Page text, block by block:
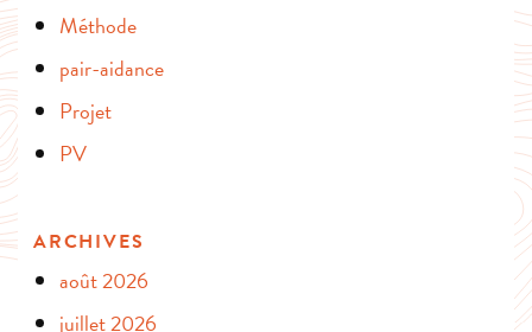
Méthode
pair-aidance
Projet
PV
ARCHIVES
août 2026
juillet 2026